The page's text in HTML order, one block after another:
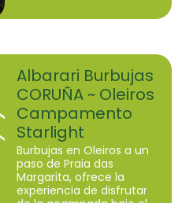
Albarari Burbujas
CORUÑA ~ Oleiros
Campamento
Starlight
Burbujas en Oleiros a un
paso de Praia das
Margarita, ofrece la
experiencia de disfrutar